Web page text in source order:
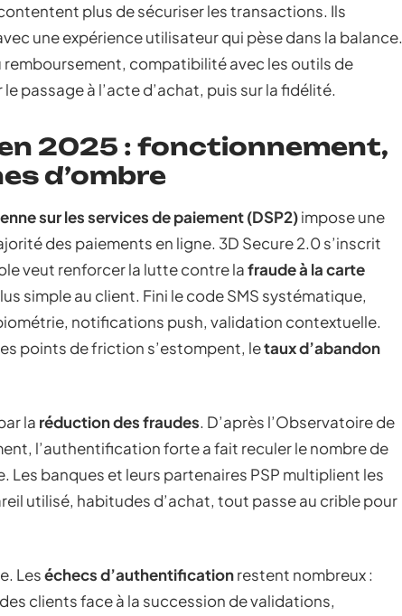
plus de sécuriser les transactions. Ils
une expérience utilisateur qui pèse dans la balance.
compatibilité avec les outils de
passage à l’acte d’achat, puis sur la fidélité.
2025 : fonctionnement,
d’ombre
sur les services de paiement (DSP2)impose une
des paiements en ligne. 3D Secure 2.0 s’inscrit
veut renforcer la lutte contre lafraude à la carte
simple au client. Fini le code SMS systématique,
notifications push, validation contextuelle.
points de friction s’estompent, letaux d’abandon
la réduction des fraudes. D’après l’Observatoire de
l’authentification forte a fait reculer le nombre de
Les banques et leurs partenaires PSP multiplient les
utilisé, habitudes d’achat, tout passe au crible pour
Leséchecs d’authentificationrestent nombreux :
clients face à la succession de validations,